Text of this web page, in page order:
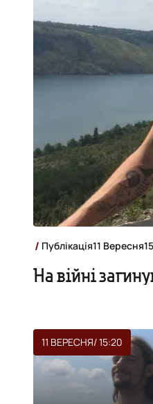
Публікація11 Вересня
На війні
11 ВЕРЕСНЯ/ 15:20